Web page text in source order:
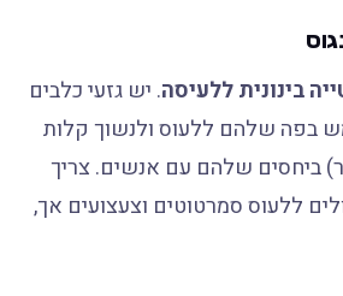
בינונית ללעיסה. יש גזעי כלבים
בפה שלהם ללעוס ולנשוך קלות
ביחסים שלהם עם אנשים. צריך
ללעוס סמרטוטים וצעצועים אך,